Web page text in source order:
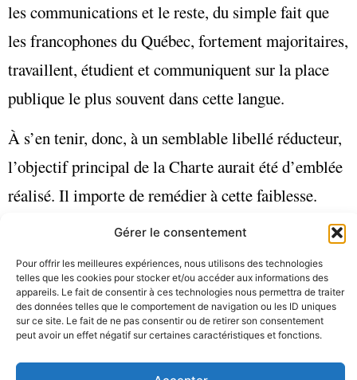
Gérer le consentement
Pour offrir les meilleures expériences, nous utilisons des technologies
telles que les cookies pour stocker et/ou accéder aux informations des
appareils. Le fait de consentir à ces technologies nous permettra de traiter
des données telles que le comportement de navigation ou les ID uniques
sur ce site. Le fait de ne pas consentir ou de retirer son consentement
peut avoir un effet négatif sur certaines caractéristiques et fonctions.
les communications et le reste, du simple fait que
les francophones du Québec, fortement majoritaires,
travaillent, étudient et communiquent sur la place
publique le plus souvent dans cette langue.
À s’en tenir, donc, à un semblable libellé réducteur,
l’objectif principal de la Charte aurait été d’emblée
réalisé. Il importe de remédier à cette faiblesse.
Insistons. La simple accumulation de synonymes du
genre « normale et habituelle » n’équivaut pas plus à
« faire du français la langue commune du travail, de
l’enseignement, des communications, etc. ». La